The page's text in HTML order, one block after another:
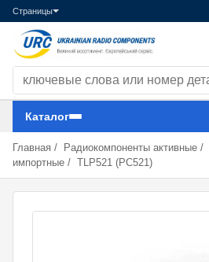
Страницы
Каталог
Главная / Радиокомпоненты активные /
импортные / TLP521 (PC521)